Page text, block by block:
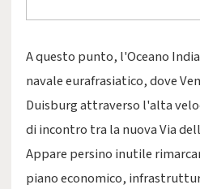
A questo punto, l'Oceano
navale eurafrasiatico, dove
Duisburg attraverso l'alta
di incontro tra la nuova Via
Appare persino inutile
piano economico,